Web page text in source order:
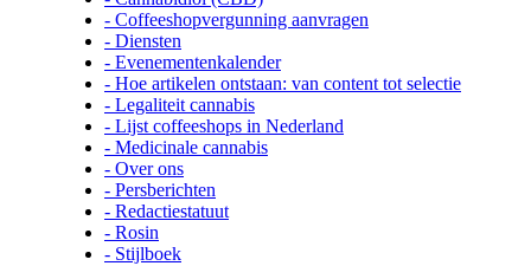
- Coffeeshopvergunning aanvragen
- Diensten
- Evenementenkalender
- Hoe artikelen ontstaan: van content tot selectie
- Legaliteit cannabis
- Lijst coffeeshops in Nederland
- Medicinale cannabis
- Over ons
- Persberichten
- Redactiestatuut
- Rosin
- Stijlboek